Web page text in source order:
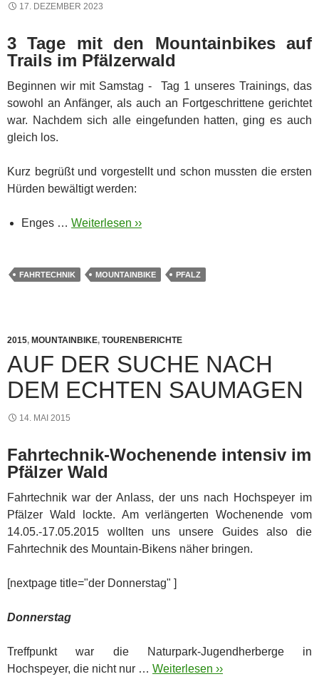
17. DEZEMBER 2023
3 Tage mit den Mountainbikes auf
Trails im Pfälzerwald
Beginnen wir mit Samstag - Tag 1 unseres Trainings, das
sowohl an Anfänger, als auch an Fortgeschrittene gerichtet
war. Nachdem sich alle eingefunden hatten, ging es auch
gleich los.
Kurz begrüßt und vorgestellt und schon mussten die ersten
Hürden bewältigt werden:
Enges … Weiterlesen ››
FAHRTECHNIK MOUNTAINBIKE PFALZ
2015, MOUNTAINBIKE, TOURENBERICHTE
AUF DER SUCHE NACH
DEM ECHTEN SAUMAGEN
14. MAI 2015
Fahrtechnik-Wochenende intensiv im
Pfälzer Wald
Fahrtechnik war der Anlass, der uns nach Hochspeyer im
Pfälzer Wald lockte. Am verlängerten Wochenende vom
14.05.-17.05.2015 wollten uns unsere Guides also die
Fahrtechnik des Mountain-Bikens näher bringen.
[nextpage title="der Donnerstag" ]
Donnerstag
Treffpunkt war die Naturpark-Jugendherberge in
Hochspeyer, die nicht nur … Weiterlesen ››